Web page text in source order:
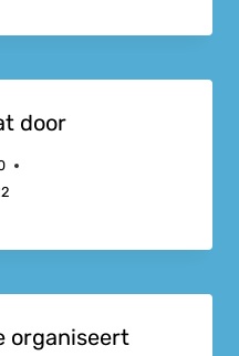
door
organiseert